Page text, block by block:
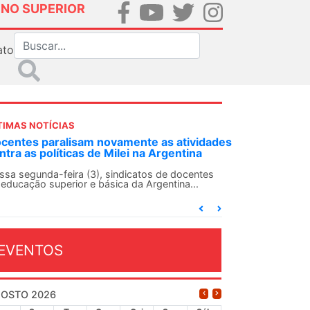
SUPERIOR
NOTÍCIAS
SN convoca docentes para Dia de
Internacionalista com Cuba em
de agosto
SN conclama suas seções sindicais e o